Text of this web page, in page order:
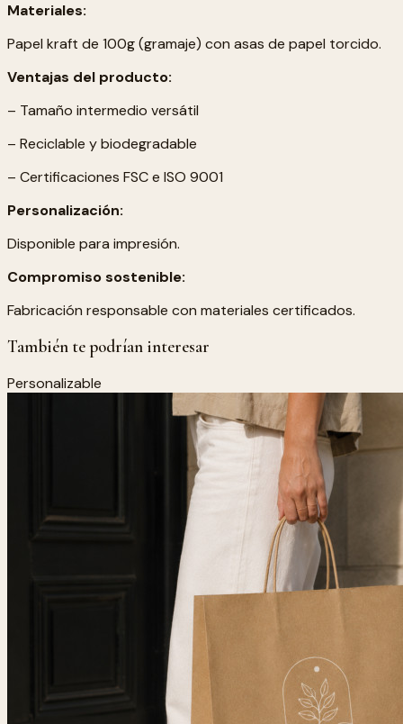
Materiales:
Papel kraft de 100g (gramaje) con asas de papel torcido.
Ventajas del producto:
– Tamaño intermedio versátil
– Reciclable y biodegradable
– Certificaciones FSC e ISO 9001
Personalización:
Disponible para impresión.
Compromiso sostenible:
Fabricación responsable con materiales certificados.
También te podrían interesar
Personalizable